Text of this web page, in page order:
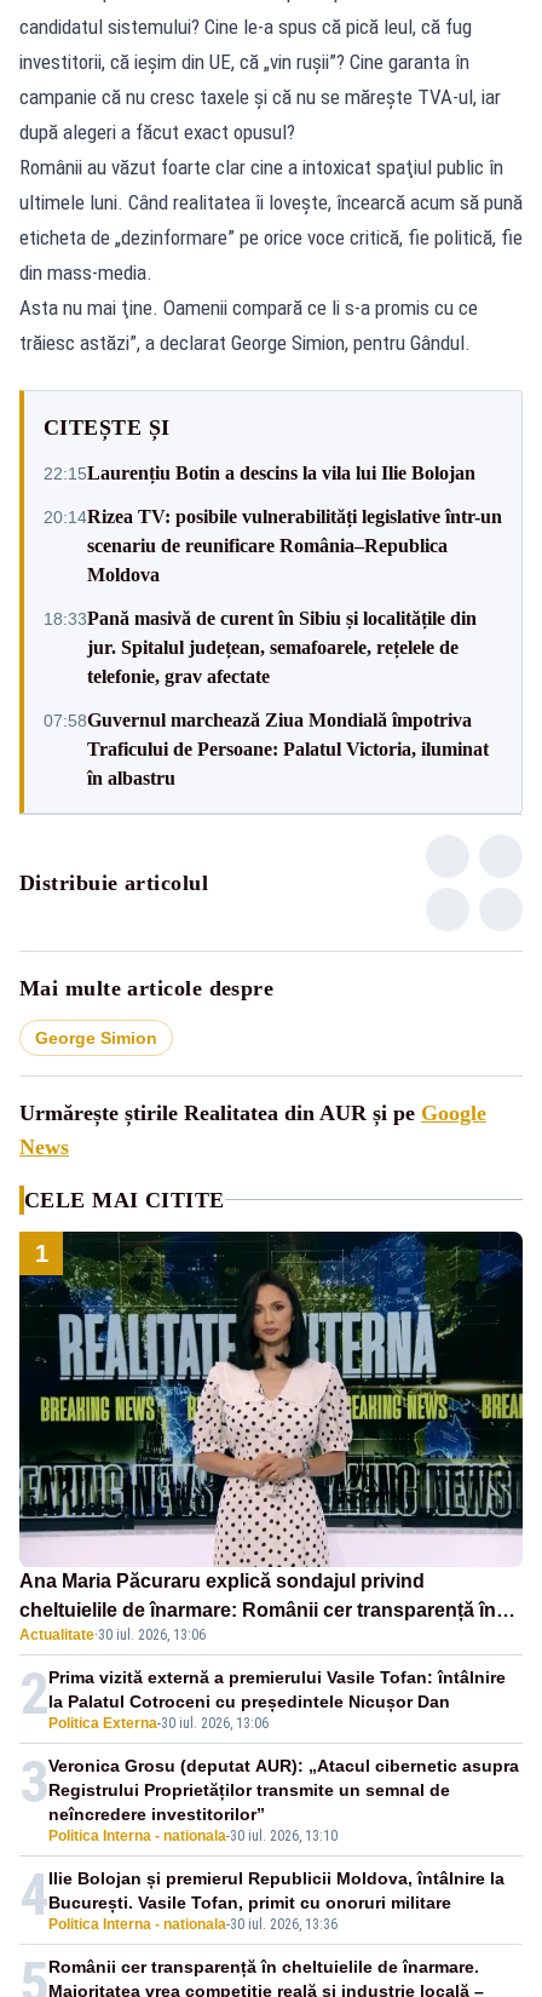
candidatul sistemului? Cine le-a spus că pică leul, că fug
investitorii, că ieşim din UE, că „vin ruşii”? Cine garanta în
campanie că nu cresc taxele şi că nu se măreşte TVA-ul, iar
după alegeri a făcut exact opusul?
Românii au văzut foarte clar cine a intoxicat spaţiul public în
ultimele luni. Când realitatea îi loveşte, încearcă acum să pună
eticheta de „dezinformare” pe orice voce critică, fie politică, fie
din mass-media.
Asta nu mai ţine. Oamenii compară ce li s-a promis cu ce
trăiesc astăzi”, a declarat George Simion, pentru Gândul.
CITEȘTE ȘI
22:15Laurențiu Botin a descins la vila lui Ilie Bolojan
20:14Rizea TV: posibile vulnerabilități legislative într-un
scenariu de reunificare România–Republica
Moldova
18:33Pană masivă de curent în Sibiu și localitățile din
jur. Spitalul județean, semafoarele, rețelele de
telefonie, grav afectate
07:58Guvernul marchează Ziua Mondială împotriva
Traficului de Persoane: Palatul Victoria, iluminat
în albastru
Distribuie articolul
Mai multe articole despre
George Simion
Urmărește știrile Realitatea din AUR și pe Google
News
CELE MAI CITITE
1
Ana Maria Păcuraru explică sondajul privind
cheltuielile de înarmare: Românii cer transparență în
achiziții și un echilibru între partenerii externi
Actualitate·30 iul. 2026, 13:06
2 Politica Externa-30 iul. 2026, 13:06
Prima vizită externă a premierului Vasile Tofan: întâlnire
la Palatul Cotroceni cu președintele Nicușor Dan
3
Politica Interna - nationala-30 iul. 2026, 13:10
Veronica Grosu (deputat AUR): „Atacul cibernetic asupra
Registrului Proprietăților transmite un semnal de
neîncredere investitorilor”
4 Politica Interna - nationala-30 iul. 2026, 13:36
Ilie Bolojan și premierul Republicii Moldova, întâlnire la
București. Vasile Tofan, primit cu onoruri militare
5Românii cer transparență în cheltuielile de înarmare.
Majoritatea vrea competiție reală și industrie locală –